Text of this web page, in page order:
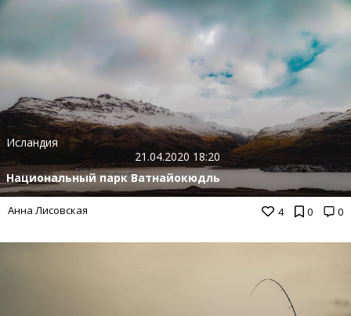
4 0 0
Исландия
21.04.2020 18:20
Национальный парк Ватнайокюдль
Анна Лисовская